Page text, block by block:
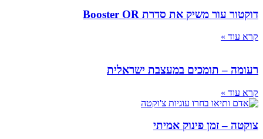
דוקטור עור משיק את סדרת Booster OR
קרא עוד »
רעומה – תומכים במעצבת ישראלית
קרא עוד »
צוקטה – זמן פינוק אמיתי